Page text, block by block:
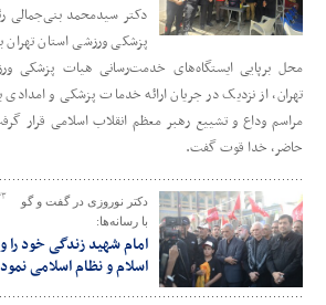
دکتر سیدمحمد بنی‌جمالی
پزشکی ورزشی استان تهران
محل برپایی ایستگاه‌های خدمت‌رسانی هیات پزشکی
تهران، از نزدیک در جریان ارائه خدمات پزشکی و امدادی
مراسم وداع و تشییع رهبر معظم انقلاب اسلامی قرار
حاضر، خدا قوت گفت.
دکتر نوروزی در گفت و گو
با رسانه‌ها:
امام شهید زندگی خود
اسلام و نظام اسلامی